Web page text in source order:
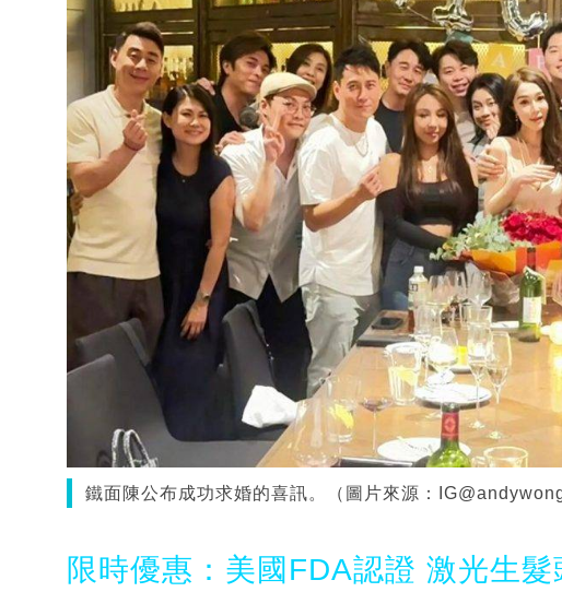
鐵面陳公布成功求婚的喜訊。（圖片來源：
限時優惠：美國FDA認證 激光生髮